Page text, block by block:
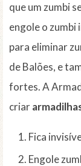
que um zumbi
engole o
para eliminar
de Balões, e
fortes. A
criar
Fica
Engole